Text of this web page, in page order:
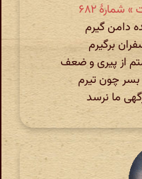
شمارهٔ ۶۸۲
دامن گیرم
برگیرم
از پیری و ضعف
چون تیرم
ما نرسد